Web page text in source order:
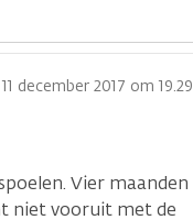
11 december 2017 om 19.29
Vier maanden
niet vooruit met de